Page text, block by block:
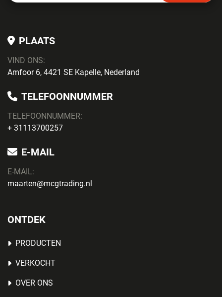
PLAATS
VIND ONS:
Amfoor 6, 4421 SE Kapelle, Nederland
TELEFOONNUMMER
TELEFOONNUMMER:
+ 31113700257
E-MAIL
E-MAIL:
maarten@mcgtrading.nl
ONTDEK
PRODUCTEN
VERKOCHT
OVER ONS